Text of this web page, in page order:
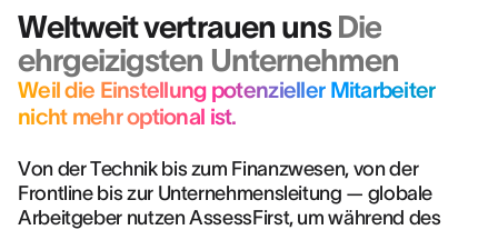
Weltweit vertrauen unsDie
ehrgeizigsten Unternehmen
Weil die Einstellung potenzieller Mitarbeiter
nicht mehr optional ist.
Von der Technik bis zum Finanzwesen, von der
Frontline bis zur Unternehmensleitung — globale
Arbeitgeber nutzen AssessFirst, um während des